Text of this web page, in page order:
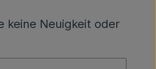
keine Neuigkeit oder